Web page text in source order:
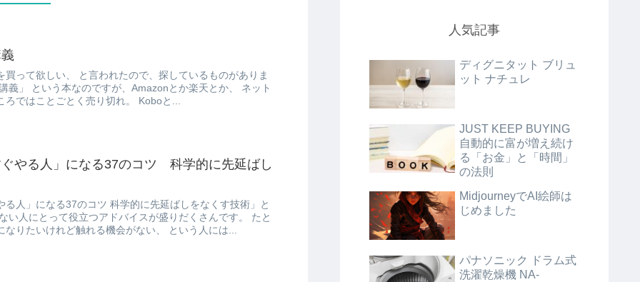
ので、探しているものがありま
上で買い物できそうなところではことごとく売り切れ。 Koboと...
やる人」になる37のコツ 科学的に先延ばし
る人」になる37のコツ 科学的に先延ばしをなくす技術」と
えば、英語を話せるようになりたいけれど触れる機会がない、 という人には...
人気記事
ディグニタット ブリュ
ット ナチュレ
JUST KEEP BUYING
自動的に富が増え続け
る「お金」と「時間」
の法則
MidjourneyでAI絵師は
じめました
パナソニック ドラム式
洗濯乾燥機 NA-